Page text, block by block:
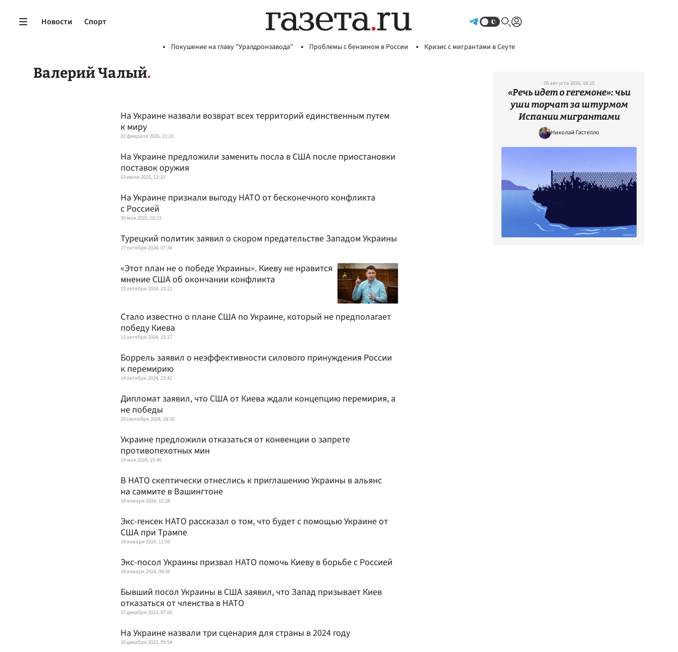
Новости Спорт
Покушение на главу "Уралдронзавода" Проблемы с бензином в России Кризис с мигрантами в Сеуте
Валерий Чалый
На Украине назвали возврат всех территорий единственным путем
к миру
02 февраля 2026, 21:20
На Украине предложили заменить посла в США после приостановки
поставок оружия
03 июля 2025, 13:10
На Украине признали выгоду НАТО от бесконечного конфликта
с Россией
30 мая 2025, 03:21
Турецкий политик заявил о скором предательстве Западом Украины
17 октября 2024, 07:34
«Этот план не о победе Украины». Киеву не нравится
мнение США об окончании конфликта
15 октября 2024, 23:22
Стало известно о плане США по Украине, который не предполагает
победу Киева
15 октября 2024, 15:27
Боррель заявил о неэффективности силового принуждения России
к перемирию
14 октября 2024, 23:42
Дипломат заявил, что США от Киева ждали концепцию перемирия, а
не победы
28 сентября 2024, 18:50
Украине предложили отказаться от конвенции о запрете
противопехотных мин
14 мая 2024, 15:40
В НАТО скептически отнеслись к приглашению Украины в альянс
на саммите в Вашингтоне
18 января 2024, 12:28
Экс-генсек НАТО рассказал о том, что будет с помощью Украине от
США при Трампе
18 января 2024, 11:59
Экс-посол Украины призвал НАТО помочь Киеву в борьбе с Россией
18 января 2024, 08:56
Бывший посол Украины в США заявил, что Запад призывает Киев
отказаться от членства в НАТО
27 декабря 2023, 07:00
На Украине назвали три сценария для страны в 2024 году
10 декабря 2023, 09:54
05 августа 2026, 18:10
«Речь идет о гегемоне»: чьи
уши торчат за штурмом
Испании мигрантами
Николай Гастелло